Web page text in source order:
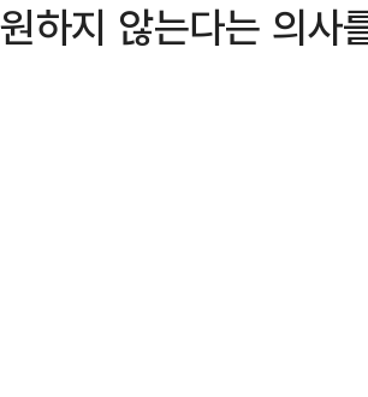
원하지 않는다는 의사